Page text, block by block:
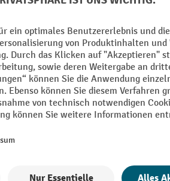
Marke
Montage
Alle technische Details anzeigen